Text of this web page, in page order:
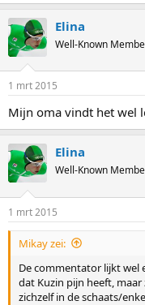
c
t
i
s
Elina
Well-Known
1 mrt 2015
Mijn oma vindt het wel
Elina
Well-Known
1 mrt 2015
Mikay zei:
De commentator lijkt wel
dat Kuzin pijn heeft,
zichzelf in de schaats/